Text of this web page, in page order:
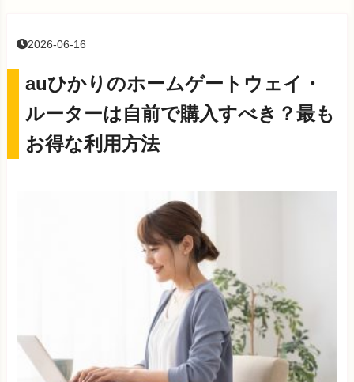
2026-06-16
auひかりのホームゲートウェイ・
ルーターは自前で購入すべき？最も
お得な利用方法